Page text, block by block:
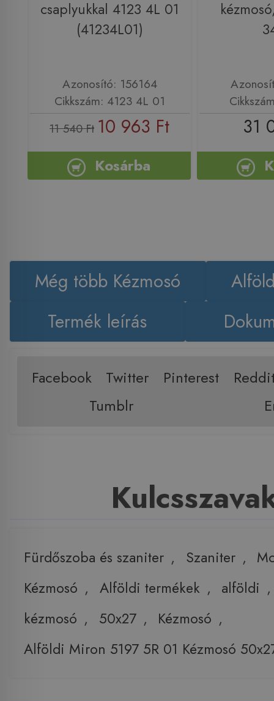
csaplyukkal 4123 4L 01
(41234L01)
Azonosító: 156164
Cikkszám: 4123 4L 01
11 540 Ft 10 963 Ft
Kosárba
31
Még több Kézmosó
Termék leírás
Facebook Twitter Pinterest
Tumblr
Fürdőszoba és szaniter , Szaniter ,
Kézmosó , Alföldi termékek , alföldi
kézmosó , 50x27 , Kézmosó ,
Alföldi Miron 5197 5R 01 Kézmosó